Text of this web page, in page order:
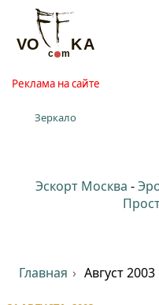
Реклама на сайте
Зеркало
Эскорт Москва -
Главная Август 2003